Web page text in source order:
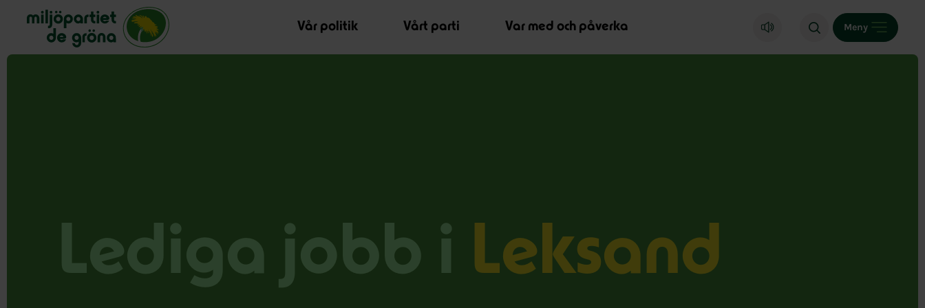
Miljöpartiet de gröna, startsida
Vår politik
Vårt parti Var med och påverka Meny
Lediga jobb i Leksand